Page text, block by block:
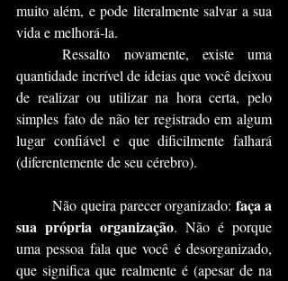
muito além, e pode literalmente salvar a sua
vida e melhorá-la.
	Ressalto novamente, existe uma
quantidade incrível de ideias que você deixou
de realizar ou utilizar na hora certa, pelo
simples fato de não ter registrado em algum
lugar confiável e que dificilmente falhará
(diferentemente de seu cérebro).
	Não queira parecer organizado:
faça a
sua própria organização. Não é porque
uma pessoa fala que você é desorganizado,
que significa que realmente é (apesar de na